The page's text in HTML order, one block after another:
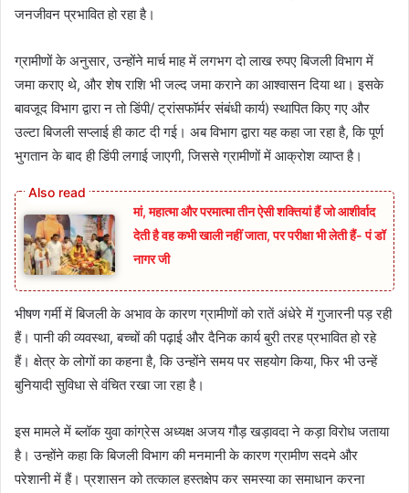
जनजीवन प्रभावित हो रहा है।
ग्रामीणों के अनुसार, उन्होंने मार्च माह में लगभग दो लाख रुपए बिजली विभाग में
जमा कराए थे, और शेष राशि भी जल्द जमा कराने का आश्वासन दिया था। इसके
बावजूद विभाग द्वारा न तो डिंपी/ ट्रांसफॉर्मर संबंधी कार्य) स्थापित किए गए और
उल्टा बिजली सप्लाई ही काट दी गई। अब विभाग द्वारा यह कहा जा रहा है, कि पूर्ण
भुगतान के बाद ही डिंपी लगाई जाएगी, जिससे ग्रामीणों में आक्रोश व्याप्त है।
मां, महात्मा और परमात्मा तीन ऐसी शक्तियां हैं जो आशीर्वाद
देती है वह कभी खाली नहीं जाता, पर परीक्षा भी लेती हैं- पं डॉ
नागर जी
भीषण गर्मी में बिजली के अभाव के कारण ग्रामीणों को रातें अंधेरे में गुजारनी पड़ रही
हैं। पानी की व्यवस्था, बच्चों की पढ़ाई और दैनिक कार्य बुरी तरह प्रभावित हो रहे
हैं। क्षेत्र के लोगों का कहना है, कि उन्होंने समय पर सहयोग किया, फिर भी उन्हें
बुनियादी सुविधा से वंचित रखा जा रहा है।
इस मामले में ब्लॉक युवा कांग्रेस अध्यक्ष अजय गौड़ खड़ावदा ने कड़ा विरोध जताया
है। उन्होंने कहा कि बिजली विभाग की मनमानी के कारण ग्रामीण सदमे और
परेशानी में हैं। प्रशासन को तत्काल हस्तक्षेप कर समस्या का समाधान करना